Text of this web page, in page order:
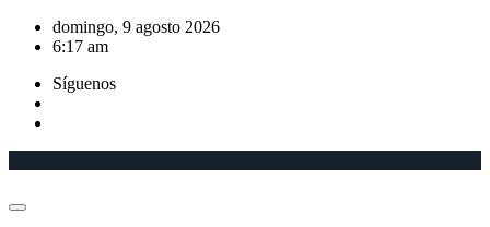
Saltar
domingo, 9 agosto 2026
6:17 am
Síguenos